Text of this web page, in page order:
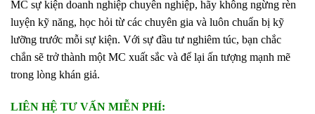
MC sự kiện doanh nghiệp chuyên nghiệp, hãy không ngừng rèn
luyện kỹ năng, học hỏi từ các chuyên gia và luôn chuẩn bị kỹ
lưỡng trước mỗi sự kiện. Với sự đầu tư nghiêm túc, bạn chắc
chắn sẽ trở thành một MC xuất sắc và để lại ấn tượng mạnh mẽ
trong lòng khán giả.
LIÊN HỆ TƯ VẤN MIỄN PHÍ: